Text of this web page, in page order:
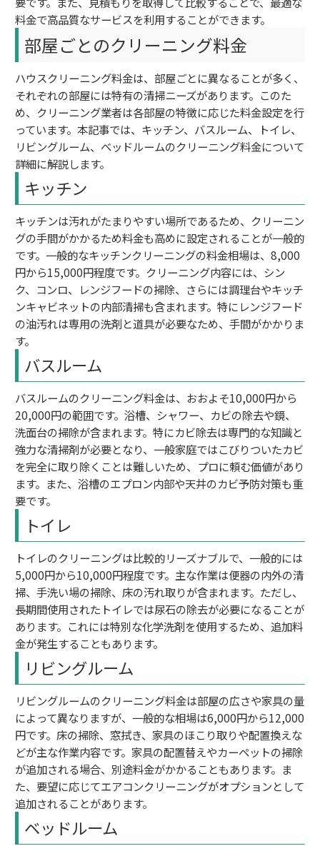
料金で高品質なサービスを利用することができます。
部屋ごとのクリーニング料金
ハウスクリーニング料金は、部屋ごとに異なることが多く、
それぞれの部屋には特有の清掃ニーズがあります。このた
め、クリーニング業者は各部屋の特徴に応じた料金設定を行
っています。本記事では、キッチン、バスルーム、トイレ、
リビングルーム、ベッドルームのクリーニング料金について
詳細に解説します。
キッチン
キッチンは汚れがたまりやすい場所であるため、クリーニン
グの手間がかかるため料金も高めに設定されることが一般的
です。一般的なキッチンクリーニングの料金相場は、8,000
円から15,000円程度です。クリーニング内容には、シン
ク、コンロ、レンジフードの掃除、さらには調理台やキッチ
ンキャビネットの内部清掃も含まれます。特にレンジフード
の油汚れは専用の洗剤と道具が必要なため、手間がかかりま
す。
バスルーム
バスルームのクリーニング料金は、おおよそ10,000円から
20,000円の範囲です。浴槽、シャワー、カビの除去や鏡、
洗面台の掃除が含まれます。特にカビ除去は専門的な知識と
強力な清掃剤が必要となり、一般家庭ではこびりついたカビ
を完全に取り除くことは難しいため、プロに頼む価値があり
ます。また、浴槽のエプロン内部や天井のカビ予防対策も重
要です。
トイレ
トイレのクリーニングは比較的リーズナブルで、一般的には
5,000円から10,000円程度です。主な作業は便器の内外の清
掃、手洗い場の掃除、床の汚れ取りが含まれます。ただし、
長期間使用されたトイレでは尿石の除去が必要になることが
あります。これには特別な化学洗剤を使用するため、追加料
金が発生することもあります。
リビングルーム
リビングルームのクリーニング料金は部屋の広さや家具の量
によって異なりますが、一般的な相場は6,000円から12,000
円です。床の掃除、窓拭き、家具のほこり取りや配置換えな
どが主な作業内容です。家具の配置替えやカーペットの掃除
が追加される場合、別途料金がかかることもあります。ま
た、要望に応じてエアコンクリーニングがオプションとして
追加されることがあります。
ベッドルーム